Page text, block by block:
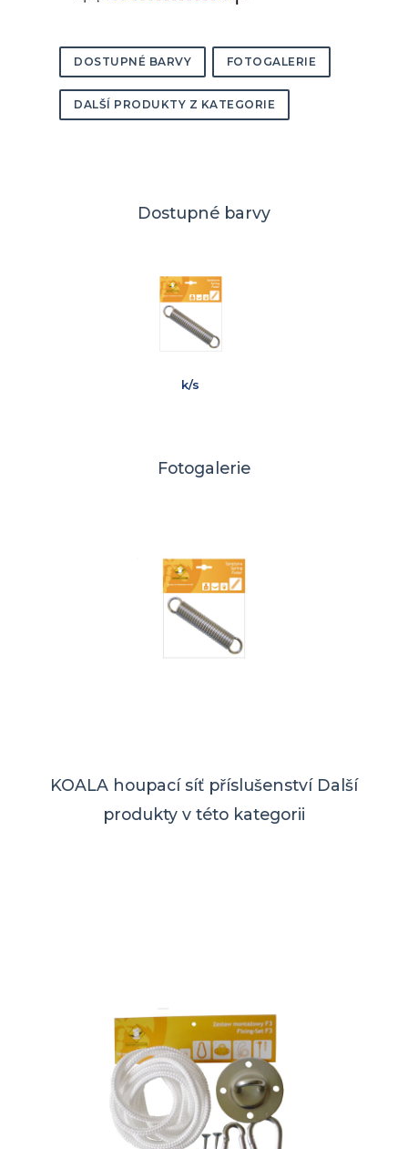
DOSTUPNÉ BARVY FOTOGALERIE
DALŠÍ PRODUKTY Z KATEGORIE
Dostupné barvy
k/s
Fotogalerie
KOALA houpací síť příslušenství Další
produkty v této kategorii